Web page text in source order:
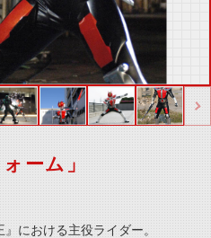
ーム」
』における主役ライダー。